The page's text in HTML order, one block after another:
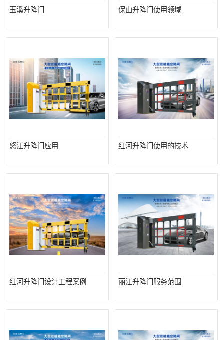
玉溪升降门 保山升降门使用领域
怒江升降门应用 红河升降门使用的技术
红河升降门设计工程案例 丽江升降门服务范围